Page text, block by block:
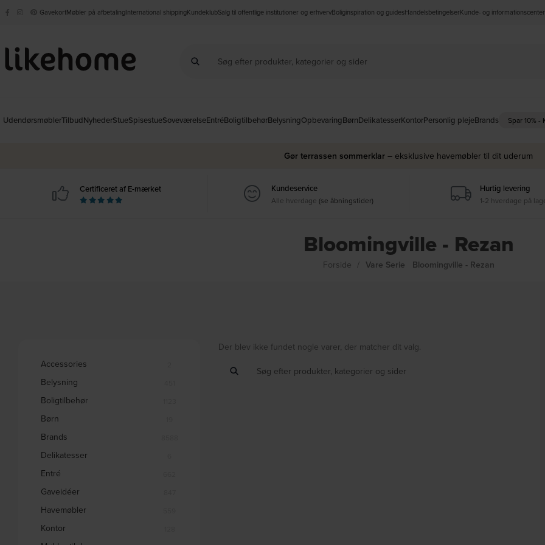
GavekortMøbler på afbetalingInternational shippingKundeklubSalg til offentlige institutioner og erhvervBoliginspiration og guidesHandelsbetingelserKunde- og informationscenter
UdendørsmøblerTilbudNyhederStueSpisestueSoveværelseEntréBoligtilbehørBelysningOpbevaringBørnDelikatesserKontorPersonlig plejeBrands Spar 10%
Gør terrassen sommerklar – eksklusive havemøbler til dit uderum
Certificeret af E-mærket Kundeservice
Alle hverdage (se åbningstider)
Hurtig levering
1-2 hverdage på
Bloomingville - Rezan
Forside Vare Serie Bloomingville - Rezan
Accessories
Belysning
Boligtilbehør
Børn
Brands
Delikatesser
Entré
Gaveidéer
Havemøbler
Kontor
Der blev ikke fundet nogle varer, der matcher dit valg.